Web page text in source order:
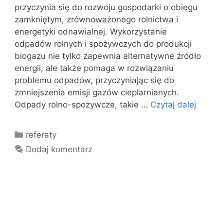
przyczynia się do rozwoju gospodarki o obiegu
zamkniętym, zrównoważonego rolnictwa i
energetyki odnawialnej. Wykorzystanie
odpadów rolnych i spożywczych do produkcji
biogazu nie tylko zapewnia alternatywne źródło
energii, ale także pomaga w rozwiązaniu
problemu odpadów, przyczyniając się do
zmniejszenia emisji gazów cieplarnianych.
Odpady rolno-spożywcze, takie … Czytaj dalej
Kategorie
referaty
Dodaj komentarz